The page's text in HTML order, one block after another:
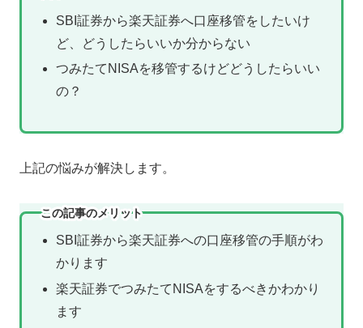
SBI証券から楽天証券へ口座移管をしたいけ
ど、どうしたらいいか分からない
つみたてNISAを移管するけどどうしたらいい
の？
上記の悩みが解決します。
この記事のメリット
SBI証券から楽天証券への口座移管の手順がわ
かります
楽天証券でつみたてNISAをするべきかわかり
ます